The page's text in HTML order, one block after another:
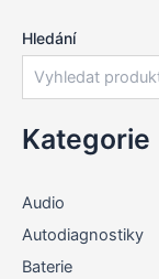
Hledání
Kategorie
Audio
Autodiagnostiky
Baterie